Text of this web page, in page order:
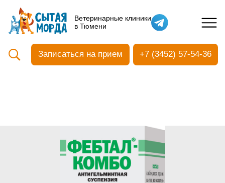
Ветеринарные клиники
в Тюмени
Кастрация собак
Вакцинация
Ультразвуковая чистка зубов
Общий анализ крови